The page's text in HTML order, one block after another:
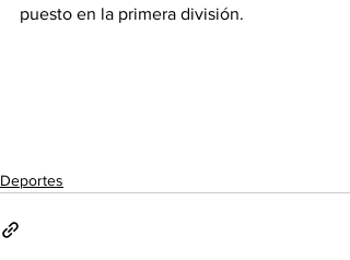
puesto en la primera división.
Deportes